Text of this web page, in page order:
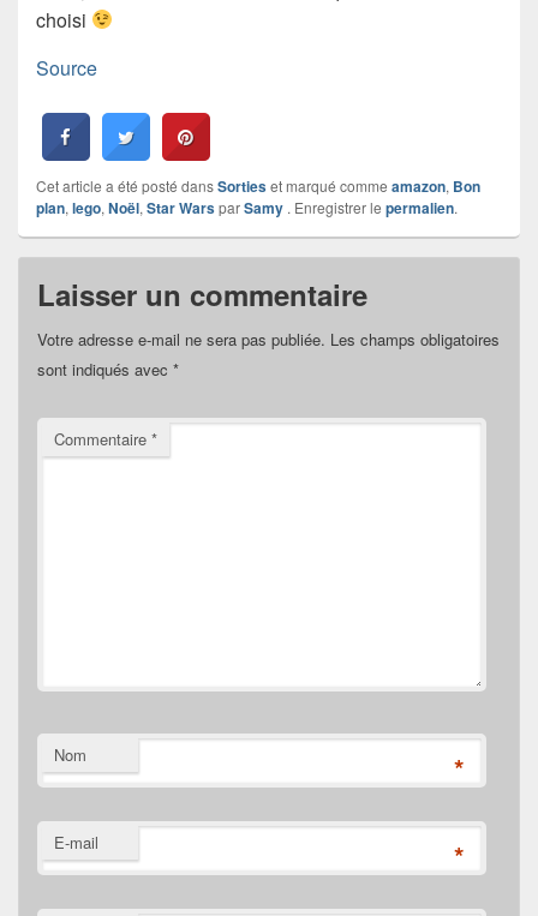
choisi
Source
Cet article a été posté dansSortieset marqué comme amazon, Bon
plan, lego, Noël, Star WarsparSamy . Enregistrer le permalien.
Laisser un commentaire
Votre adresse e-mail ne sera pas publiée. Les champs obligatoires
sont indiqués avec *
Commentaire *
Nom *
E-mail *